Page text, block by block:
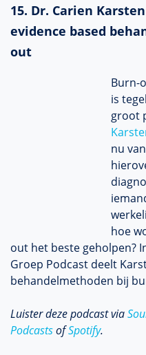
15. Dr. Carien
evidence based
out
Burn-
is
groot
nu
hoe
out het beste geholpen?
Groep Podcast deelt
behandelmethoden bij
Luister deze podcast via
PodcastsofSpotify.